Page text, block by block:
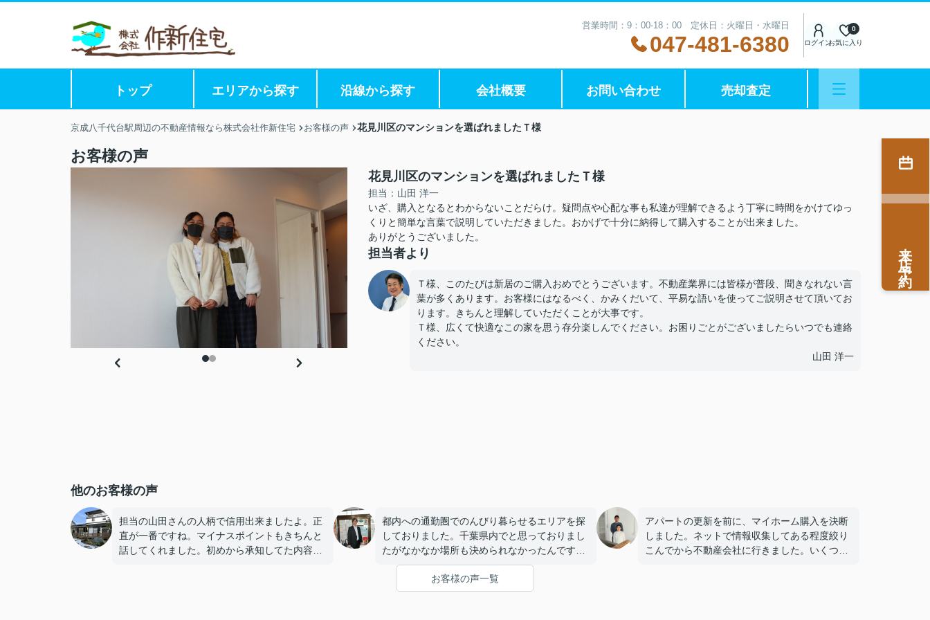
営業時間：9：00-18：00 定休日：火曜日・水曜日
047-481-6380 ログインお気に入り
0
トップ エリアから探す 沿線から探す 会社概要 お問い合わせ 売却査定
京成八千代台駅周辺の不動産情報なら株式会社作新住宅 お客様の声 花見川区のマンションを選ばれましたＴ様
お客様の声
花見川区のマンションを選ばれましたＴ様
担当：山田 洋一
いざ、購入となるとわからないことだらけ。疑問点や心配な事も私達が理解できるよう丁寧に時間をかけてゆっ
くりと簡単な言葉で説明していただきました。おかげで十分に納得して購入することが出来ました。
ありがとうございました。
担当者より
Ｔ様、このたびは新居のご購入おめでとうございます。不動産業界には皆様が普段、聞きなれない言
葉が多くあります。お客様にはなるべく、かみくだいて、平易な語いを使ってご説明させて頂いてお
ります。きちんと理解していただくことが大事です。
Ｔ様、広くて快適なこの家を思う存分楽しんでください。お困りごとがございましたらいつでも連絡
ください。
山田 洋一
他のお客様の声
担当の山田さんの人柄で信用出来ましたよ。正
直が一番ですね。マイナスポイントもきちんと
話してくれました。初めから承知してた内容で
都内への通勤圏でのんびり暮らせるエリアを探
しておりました。千葉県内でと思っておりまし
たがなかなか場所も決められなかったんです。
私の予算でいいところを紹介くださり感謝して
おります。山田さん、物件のいいところはとも
かく、わるいところもきちんと教えてくださっ
アパートの更新を前に、マイホーム購入を決断
しました。ネットで情報収集してある程度絞り
こんでから不動産会社に行きました。いくつか
お客様の声一覧
来店予約